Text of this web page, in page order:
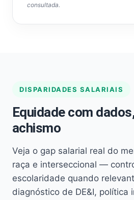
consultada.
DISPARIDADES SALARIAIS
Equidade com
achismo
Veja o gap salarial real do
raça e interseccional —
escolaridade quando
diagnóstico de DE&I, política